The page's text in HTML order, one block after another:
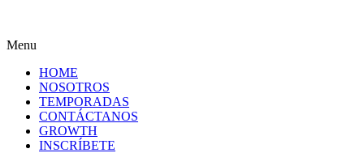
Menu
HOME
NOSOTROS
TEMPORADAS
CONTÁCTANOS
GROWTH
INSCRÍBETE